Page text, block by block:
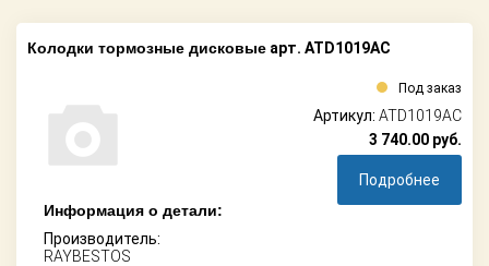
Колодки тормозные дисковые арт. ATD1019AC
Информация о детали:
Производитель:
RAYBESTOS
Под заказ
Артикул: ATD1019AC
3 740.00 руб.
Подробнее